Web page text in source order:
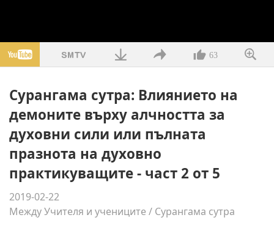
63
Сурангама сутра: Влиянието на
демоните върху алчността за
духовни сили или пълната
празнота на духовно
практикуващите - част 2 от 5
2019-02-22
Между Учителя и учениците / Сурангама сутра